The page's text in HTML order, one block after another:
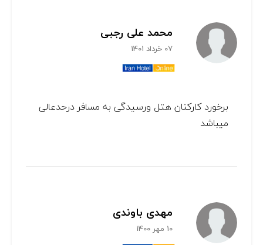
محمد علی رجبی
07 خرداد 1401
برخورد کارکنان هتل ورسیدگی به مسافر درحدعالی
میباشد
مهدی باوندی
10 مهر 1400